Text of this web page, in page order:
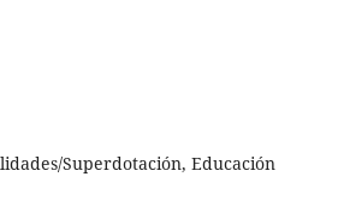
Superdotación, Educación